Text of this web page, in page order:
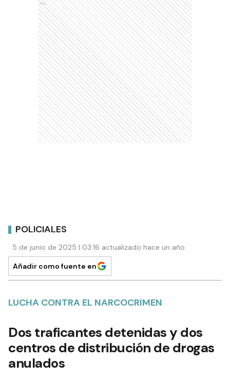
Ads
POLICIALES
5 de junio de 2025 | 03:16 actualizado hace un año
Añadir como fuente en
LUCHA CONTRA EL NARCOCRIMEN
Dos traficantes detenidas y dos
centros de distribución de drogas
anulados